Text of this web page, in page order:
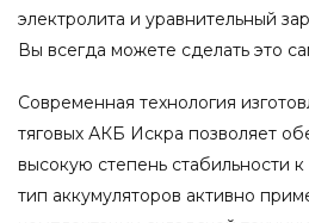
электролита и уравнительный
Вы всегда можете сделать это
Современная технология
тяговых АКБ Искра позволяет
высокую степень стабильности
тип аккумуляторов активно